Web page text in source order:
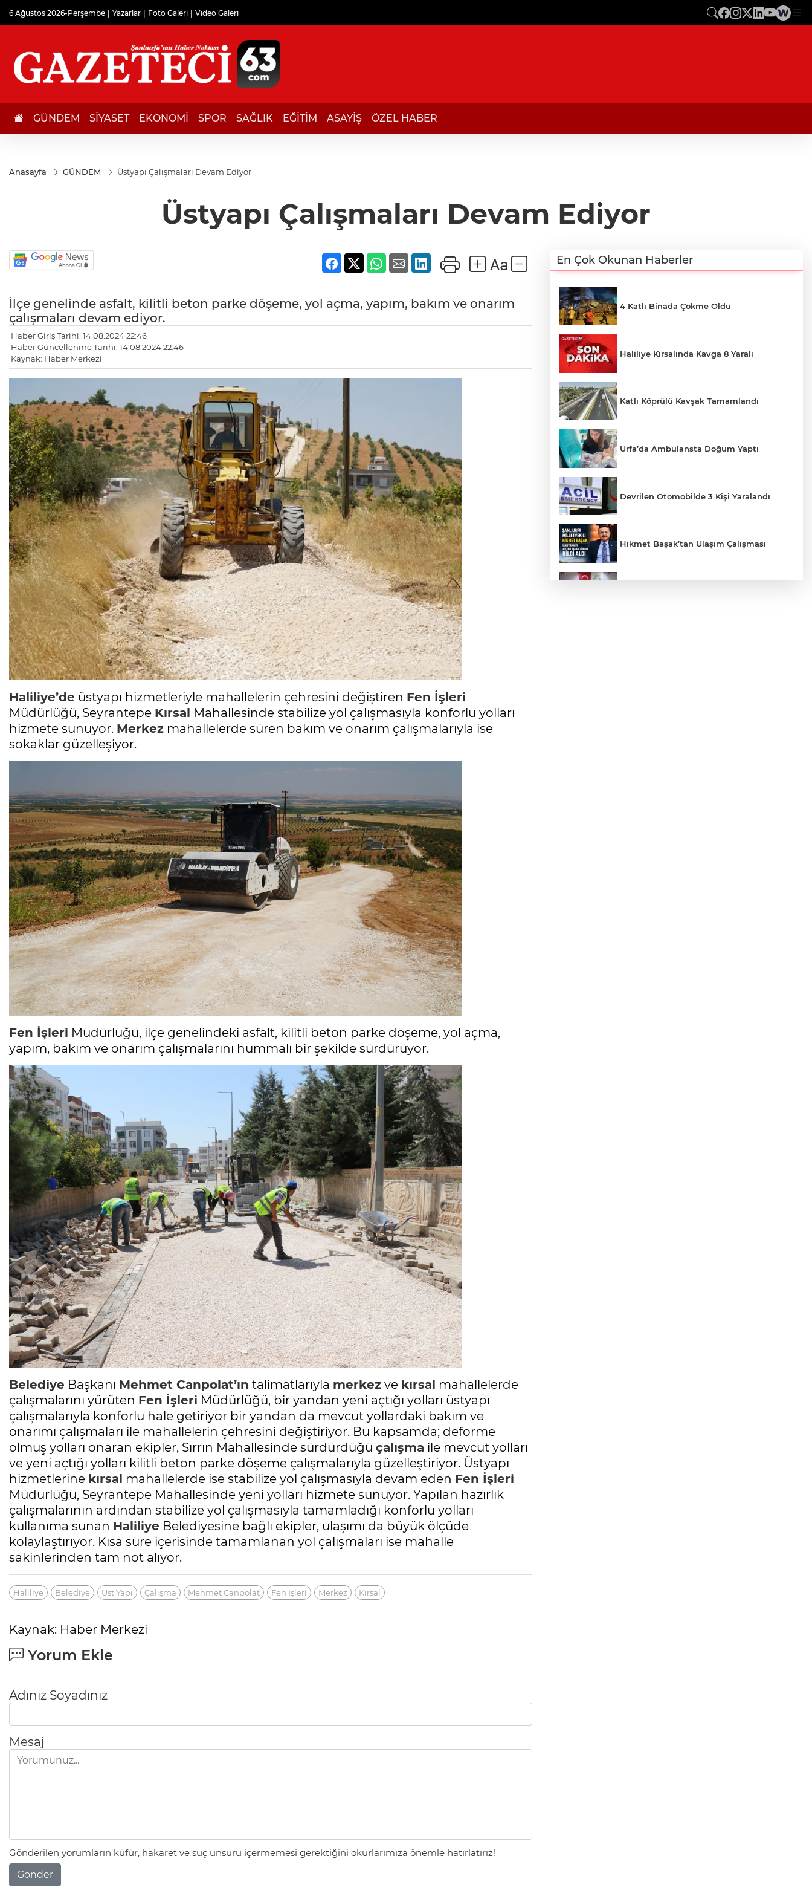
6 Ağustos 2026-Perşembe Yazarlar Foto Galeri Video Galeri
GÜNDEM SİYASET EKONOMİ SPOR SAĞLIK EĞİTİM ASAYİŞ ÖZEL HABER
Anasayfa GÜNDEM Üstyapı Çalışmaları Devam Ediyor
Üstyapı Çalışmaları Devam Ediyor
İlçe genelinde asfalt, kilitli beton parke döşeme, yol açma, yapım, bakım ve onarım
çalışmaları devam ediyor.
Haber Giriş Tarihi: 14.08.2024 22:46
Haber Güncellenme Tarihi: 14.08.2024 22:46
Kaynak: Haber Merkezi
Haliliye’de üstyapı hizmetleriyle mahallelerin çehresini değiştiren Fen İşleri
Müdürlüğü, Seyrantepe Kırsal Mahallesinde stabilize yol çalışmasıyla konforlu yolları
hizmete sunuyor. Merkez mahallelerde süren bakım ve onarım çalışmalarıyla ise
sokaklar güzelleşiyor.
Fen İşleri Müdürlüğü, ilçe genelindeki asfalt, kilitli beton parke döşeme, yol açma,
yapım, bakım ve onarım çalışmalarını hummalı bir şekilde sürdürüyor.
Belediye Başkanı Mehmet Canpolat’ın talimatlarıyla merkez ve kırsal mahallelerde
çalışmalarını yürüten Fen İşleri Müdürlüğü, bir yandan yeni açtığı yolları üstyapı
çalışmalarıyla konforlu hale getiriyor bir yandan da mevcut yollardaki bakım ve
onarımı çalışmaları ile mahallelerin çehresini değiştiriyor. Bu kapsamda; deforme
olmuş yolları onaran ekipler, Sırrın Mahallesinde sürdürdüğü çalışma ile mevcut yolları
ve yeni açtığı yolları kilitli beton parke döşeme çalışmalarıyla güzelleştiriyor. Üstyapı
hizmetlerine kırsal mahallelerde ise stabilize yol çalışmasıyla devam eden Fen İşleri
Müdürlüğü, Seyrantepe Mahallesinde yeni yolları hizmete sunuyor. Yapılan hazırlık
çalışmalarının ardından stabilize yol çalışmasıyla tamamladığı konforlu yolları
kullanıma sunan Haliliye Belediyesine bağlı ekipler, ulaşımı da büyük ölçüde
kolaylaştırıyor. Kısa süre içerisinde tamamlanan yol çalışmaları ise mahalle
sakinlerinden tam not alıyor.
Haliliye Belediye Üst Yapı Çalışma Mehmet Canpolat Fen Işleri Merkez Kırsal
Kaynak: Haber Merkezi
Yorum Ekle
Adınız Soyadınız
Mesaj
Gönderilen yorumların küfür, hakaret ve suç unsuru içermemesi gerektiğini okurlarımıza önemle hatırlatırız!
Gönder
En Çok Okunan Haberler
4 Katlı Binada Çökme Oldu
Haliliye Kırsalında Kavga 8 Yaralı
Katlı Köprülü Kavşak Tamamlandı
Urfa’da Ambulansta Doğum Yaptı
Devrilen Otomobilde 3 Kişi Yaralandı
Hikmet Başak’tan Ulaşım Çalışması